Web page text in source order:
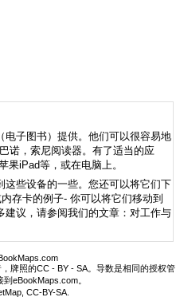
子图书）提供。他们可以很容易地
诺，索尼阅读器。有了适当的应
果iPad等，或在电脑上。
些设备的一些。您还可以将它们下
存卡的例子- 你可以将它们移动到
议，请参阅我们的文章：对工作与
牌照的CC - BY - SA。导数是相同的授权管
eBookMaps.com。
,CC-BY-SA